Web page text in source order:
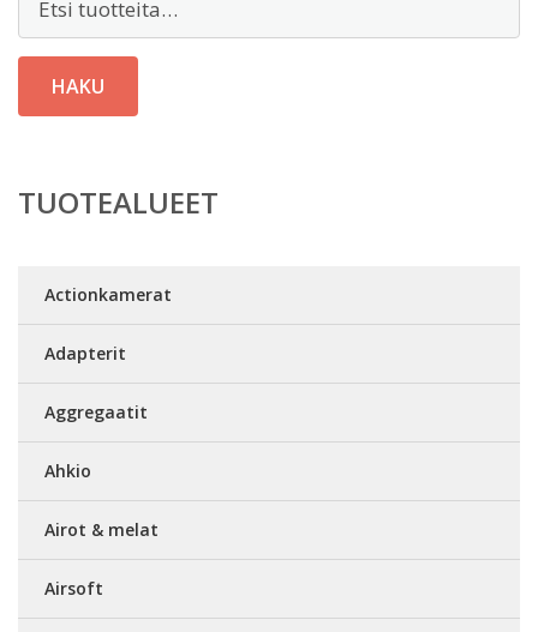
HAKU
TUOTEALUEET
Actionkamerat
Adapterit
Aggregaatit
Ahkio
Airot & melat
Airsoft